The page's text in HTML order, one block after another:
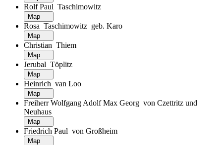
Rolf Paul Taschimowitz
Rosa Taschimowitz geb. Karo
Christian Thiem
Jerubal Töplitz
Heinrich van Loo
Freiherr Wolfgang Adolf Max Georg von Czettritz und
Neuhaus
Friedrich Paul von Großheim